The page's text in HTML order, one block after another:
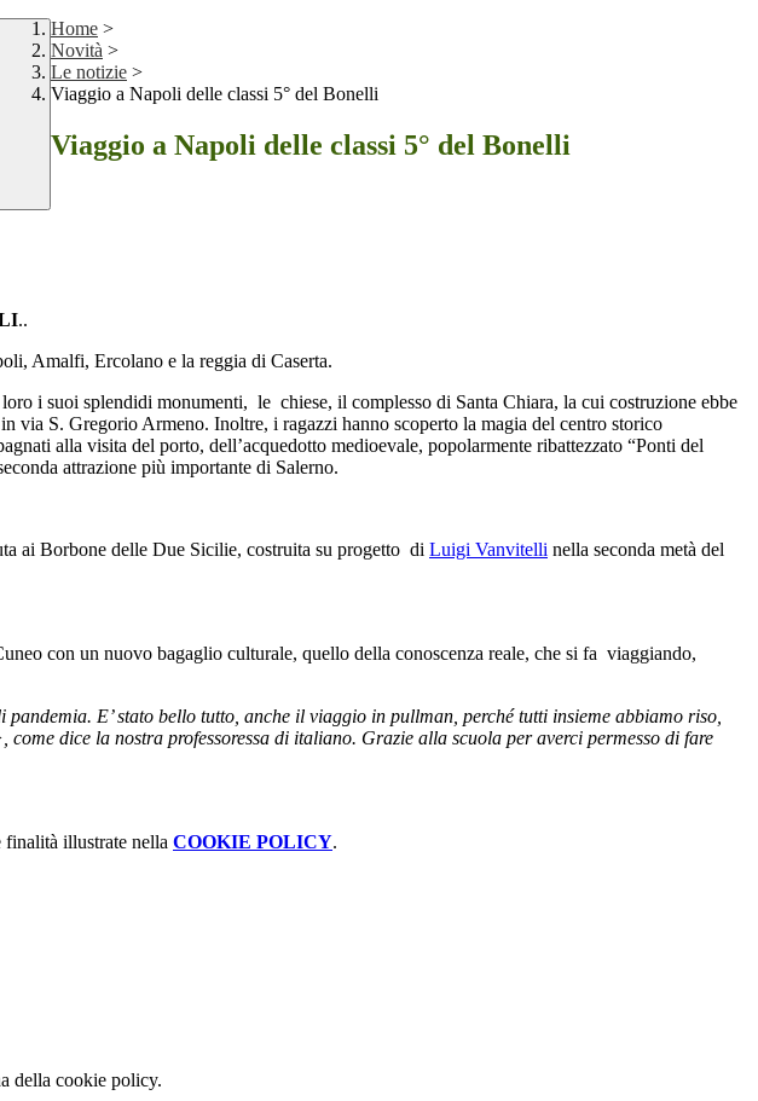
Home >
Novità >
Le notizie >
Viaggio a Napoli delle classi 5° del Bonelli
Viaggio a Napoli delle classi 5° del Bonelli
..
Amalfi, Ercolano e la reggia di Caserta.
i suoi splendidi monumenti, le chiese, il complesso di Santa Chiara, la cui costruzione ebbe
via S. Gregorio Armeno. Inoltre, i ragazzi hanno scoperto la magia del centro storico
alla visita del porto, dell’acquedotto medioevale, popolarmente ribattezzato “Ponti del
attrazione più importante di Salerno.
ai Borbone delle Due Sicilie, costruita su progetto di Luigi Vanvitelli nella seconda metà del
con un nuovo bagaglio culturale, quello della conoscenza reale, che si fa viaggiando,
E’ stato bello tutto, anche il viaggio in pullman, perché tutti insieme abbiamo riso,
dice la nostra professoressa di italiano. Grazie alla scuola per averci permesso di fare
illustrate nella COOKIE POLICY.
della cookie policy.